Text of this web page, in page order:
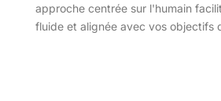
approche centrée sur l'humain
fluide et alignée avec vos objectifs